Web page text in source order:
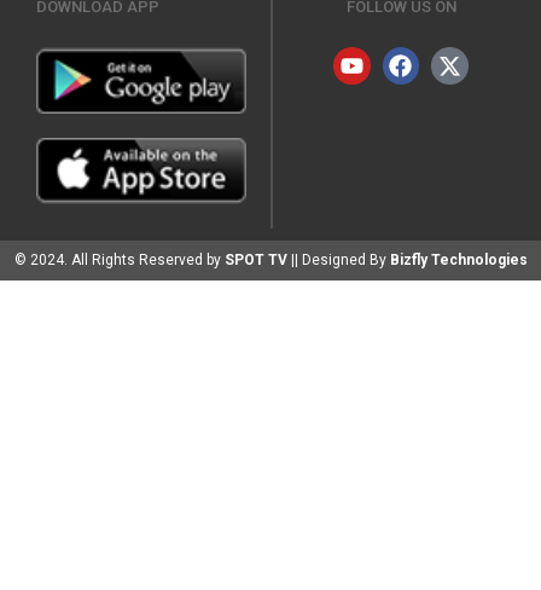
DOWNLOAD APP FOLLOW US ON
© 2024. All Rights Reserved by SPOT TV || Designed By Bizfly Technologies